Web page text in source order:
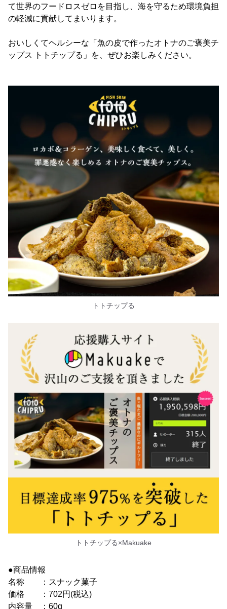
て世界のフードロスゼロを目指し、海を守るため環境負担
の軽減に貢献してまいります。
おいしくてヘルシーな「魚の皮で作ったオトナのご褒美チ
ップス トトチップる」を、ぜひお楽しみください。
トトチップる
トトチップる×Makuake
●商品情報
名称 ：スナック菓子
価格 ：702円(税込)
内容量 ：60g